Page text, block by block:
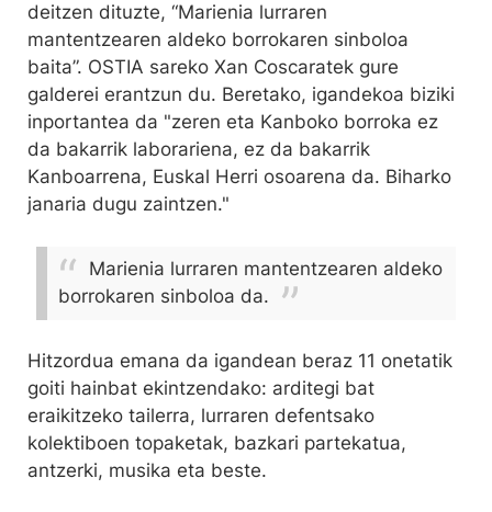
deitzen dituzte, “Marienia lurraren
mantentzearen aldeko borrokaren sinboloa
baita”. OSTIA sareko Xan Coscaratek gure
galderei erantzun du. Beretako, igandekoa biziki
inportantea da "zeren eta Kanboko borroka ez
da bakarrik laborariena, ez da bakarrik
Kanboarrena, Euskal Herri osoarena da. Biharko
janaria dugu zaintzen."
Marienia lurraren mantentzearen aldeko
borrokaren sinboloa da.
Hitzordua emana da igandean beraz 11 onetatik
goiti hainbat ekintzendako: arditegi bat
eraikitzeko tailerra, lurraren defentsako
kolektiboen topaketak, bazkari partekatua,
antzerki, musika eta beste.